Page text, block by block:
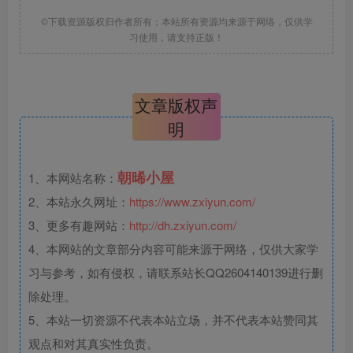
©下载资源版权归作者所有；本站所有资源均来源于网络，仅供学
习使用，请支持正版！
文章版权声
明
1、本网站名称： 朝晞小屋
2、本站永久网址： https://www.zxiyun.com/
3、更多有趣网站： http://dh.zxiyun.com/
4、本网站的文章部分内容可能来源于网络，仅供大家学
习与参考，如有侵权，请联系站长QQ2604140139进行删
除处理。
5、本站一切资源不代表本站立场，并不代表本站赞同其
观点和对其真实性负责。